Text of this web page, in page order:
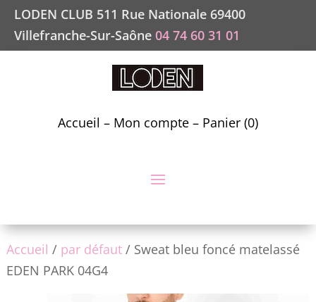
LODEN CLUB 511 Rue Nationale 69400
Villefranche-Sur-Saône 04 74 60 31 01
Accueil – Mon compte– Panier (0)
Accueil / par défaut/ Sweat bleu foncé matelassé
EDEN PARK 04G4